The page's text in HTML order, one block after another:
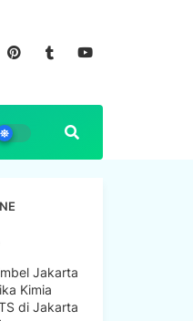
Jakarta
Kimia
di Jakarta